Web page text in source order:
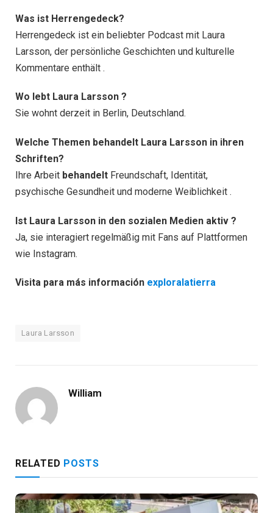
Was ist Herrengedeck?
Herrengedeck ist ein beliebter Podcast mit Laura
Larsson, der persönliche Geschichten und kulturelle
Kommentare enthält .
Wo lebt Laura Larsson ?
Sie wohnt derzeit in Berlin, Deutschland.
Welche Themen behandelt Laura Larsson in ihren
Schriften?
Ihre Arbeit behandelt Freundschaft, Identität,
psychische Gesundheit und moderne Weiblichkeit .
Ist Laura Larsson in den sozialen Medien aktiv ?
Ja, sie interagiert regelmäßig mit Fans auf Plattformen
wie Instagram.
Visita para más información exploralatierra
Laura Larsson
William
RELATED POSTS